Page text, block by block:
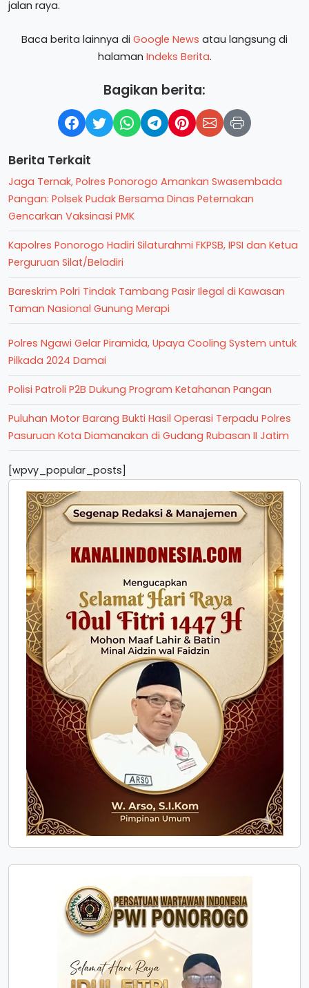
jalan raya.
Baca berita lainnya di Google News atau langsung di
halaman Indeks Berita.
Bagikan berita:
Berita Terkait
Jaga Ternak, Polres Ponorogo Amankan Swasembada
Pangan: Polsek Pudak Bersama Dinas Peternakan
Gencarkan Vaksinasi PMK
Kapolres Ponorogo Hadiri Silaturahmi FKPSB, IPSI dan Ketua
Perguruan Silat/Beladiri
Bareskrim Polri Tindak Tambang Pasir Ilegal di Kawasan
Taman Nasional Gunung Merapi
Polres Ngawi Gelar Piramida, Upaya Cooling System untuk
Pilkada 2024 Damai
Polisi Patroli P2B Dukung Program Ketahanan Pangan
Puluhan Motor Barang Bukti Hasil Operasi Terpadu Polres
Pasuruan Kota Diamanakan di Gudang Rubasan II Jatim
[wpvy_popular_posts]